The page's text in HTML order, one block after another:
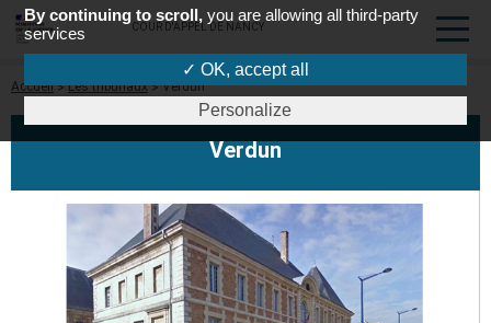
COUR D'APPEL DE NANCY
Fil
Accueil Les tribunaux Verdun
Verdun
By continuing to scroll, you are allowing all third-party
services
✓ OK, accept all
Personalize